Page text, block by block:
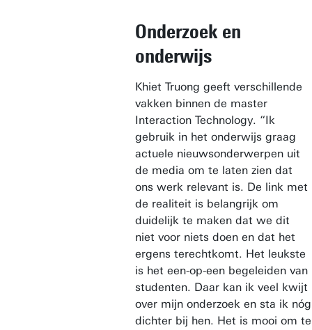
Onderzoek en
onderwijs
Khiet Truong geeft verschillende
vakken binnen de master
Interaction Technology. “Ik
gebruik in het onderwijs graag
actuele nieuwsonderwerpen uit
de media om te laten zien dat
ons werk relevant is. De link met
de realiteit is belangrijk om
duidelijk te maken dat we dit
niet voor niets doen en dat het
ergens terechtkomt. Het leukste
is het een-op-een begeleiden van
studenten. Daar kan ik veel kwijt
over mijn onderzoek en sta ik nóg
dichter bij hen. Het is mooi om te